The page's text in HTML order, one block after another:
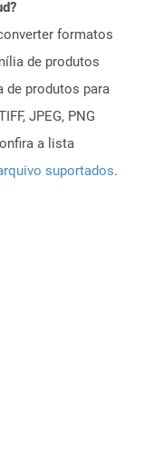
formatos
de produtos
de produtos para
JPEG, PNG
a lista
suportados.